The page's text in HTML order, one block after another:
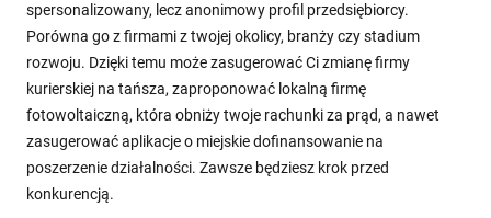
spersonalizowany, lecz anonimowy profil przedsiębiorcy.
Porówna go z firmami z twojej okolicy, branży czy stadium
rozwoju. Dzięki temu może zasugerować Ci zmianę firmy
kurierskiej na tańsza, zaproponować lokalną firmę
fotowoltaiczną, która obniży twoje rachunki za prąd, a nawet
zasugerować aplikacje o miejskie dofinansowanie na
poszerzenie działalności. Zawsze będziesz krok przed
konkurencją.